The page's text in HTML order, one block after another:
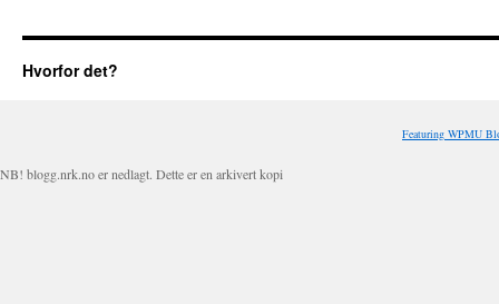
Hvorfor det?
Featuring WPMU
NB! blogg.nrk.no er nedlagt. Dette er en arkivert kopi